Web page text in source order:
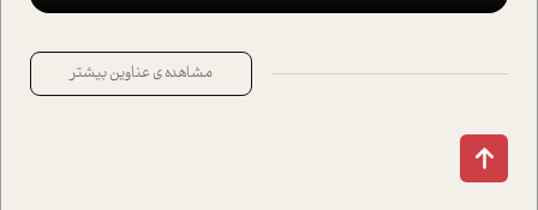
مشاهده ی عناوین بیشتر